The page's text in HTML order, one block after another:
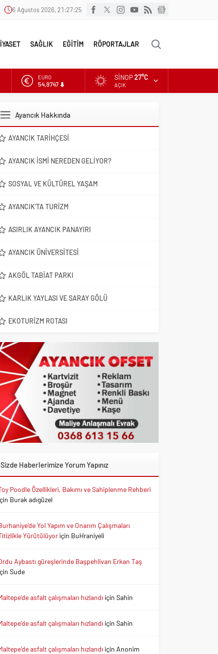
6 Ağustos 2026, 21:27:26
SAĞLIK EĞİTİM RÖPORTAJLAR
EURO
54,9747
DOLAR
47,5921
SINOP27°C
AÇIK
Ayancık Hakkında
AYANCIK TARIHÇESI
AYANCIK İSMI NEREDEN GELIYOR?
SOSYAL VE KÜLTÜREL YAŞAM
AYANCIK’TA TURIZM
ASIRLIK AYANCIK PANAYIRI
AYANCIK ÜNIVERSITESI
AKGÖL TABIAT PARKI
KARLIK YAYLASI VE SARAY GÖLÜ
EKOTURIZM ROTASI
Sizde Haberlerimize Yorum Yapınız
Poodle Özellikleri, Bakımı ve Sahiplenme Rehberi
Burak adıgüzel
Yol Yapım ve Onarım Çalışmaları
Yürütülüyoriçin BuHraniyeli
Aybastı güreşlerinde Başpehlivan Erkan Taş
Sude
asfalt çalışmaları hızlandı içinSahin
asfalt çalışmaları hızlandı içinSahin
asfalt çalışmaları hızlandı için Anonim